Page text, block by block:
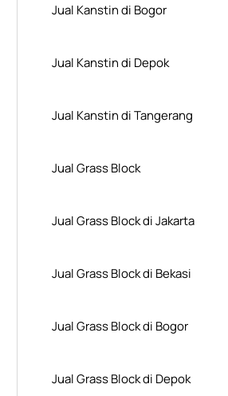
Jual Kanstin di Bogor
Jual Kanstin di Depok
Jual Kanstin di Tangerang
Jual Grass Block
Jual Grass Block di Jakarta
Jual Grass Block di Bekasi
Jual Grass Block di Bogor
Jual Grass Block di Depok